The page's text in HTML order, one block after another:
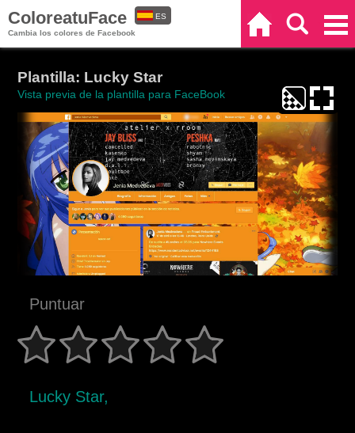
ColoreatuFace
Cambia los colores de Facebook
ES
Plantilla: Lucky Star
Vista previa de la plantilla para FaceBook
Puntuar
Lucky Star,